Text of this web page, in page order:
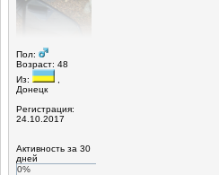
Пол:
Возраст: 48
Из:
Донецк
Регистрация:
24.10.2017
Активность за 30
дней
0%